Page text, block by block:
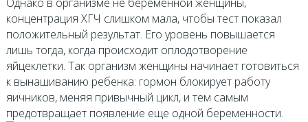
концентрация ХГЧ слишком мала, чтобы тест показал
положительный результат. Его уровень повышается
лишь тогда, когда происходит оплодотворение
яйцеклетки. Так организм женщины начинает готовиться
к вынашиванию ребенка: гормон блокирует работу
яичников, меняя привычный цикл, и тем самым
предотвращает появление еще одной беременности.